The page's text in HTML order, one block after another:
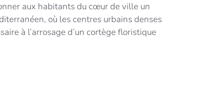
aux habitants du cœur de ville un
où les centres urbains denses
à l’arrosage d’un cortège floristique